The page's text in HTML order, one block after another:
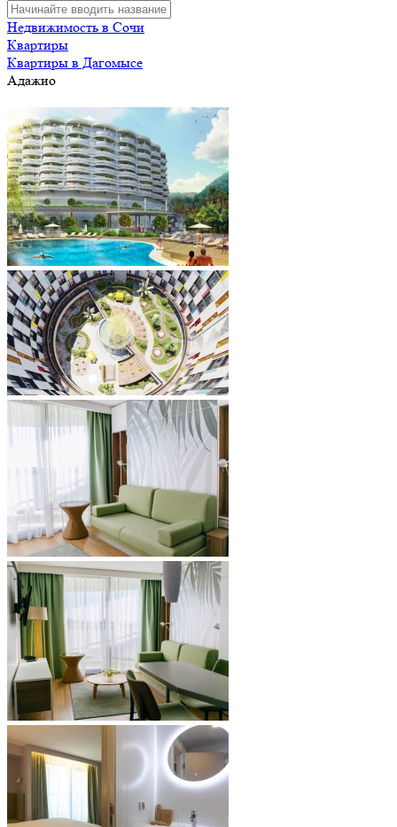
Недвижимость в Сочи
Квартиры
Квартиры в Дагомысе
Адажио